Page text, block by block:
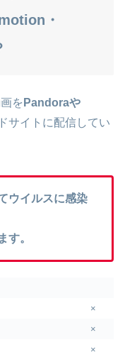
・
を Pandoraや
サイトに配信してい
ウイルスに感染
す。
×
×
×